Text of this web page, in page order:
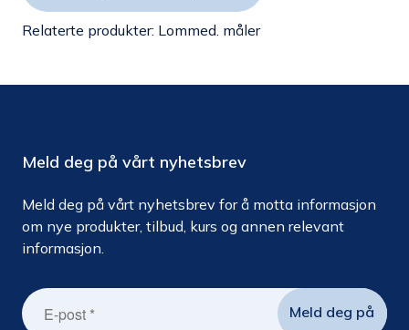
Relaterte produkter: Lommed. måler
Meld deg på vårt nyhetsbrev
Meld deg på vårt nyhetsbrev for å motta informasjon
om nye produkter, tilbud, kurs og annen relevant
informasjon.